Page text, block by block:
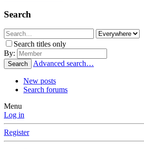
Search
Search titles only
By:
Search Advanced search…
New posts
Search forums
Menu
Log in
Register